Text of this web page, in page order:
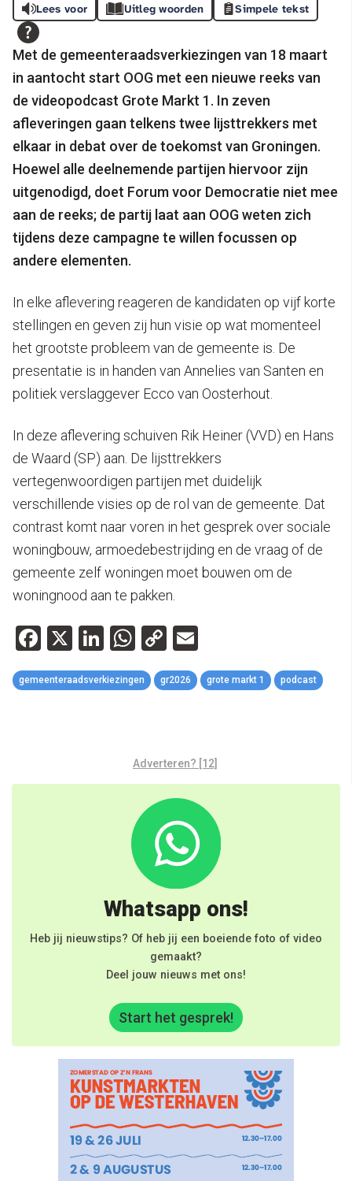
Lees voor Uitleg woorden Simpele tekst
Met de gemeenteraadsverkiezingen van 18 maart
in aantocht start OOG met een nieuwe reeks van
de videopodcast Grote Markt 1. In zeven
afleveringen gaan telkens twee lijsttrekkers met
elkaar in debat over de toekomst van Groningen.
Hoewel alle deelnemende partijen hiervoor zijn
uitgenodigd, doet Forum voor Democratie niet mee
aan de reeks; de partij laat aan OOG weten zich
tijdens deze campagne te willen focussen op
andere elementen.
In elke aflevering reageren de kandidaten op vijf korte
stellingen en geven zij hun visie op wat momenteel
het grootste probleem van de gemeente is. De
presentatie is in handen van Annelies van Santen en
politiek verslaggever Ecco van Oosterhout.
In deze aflevering schuiven Rik Heiner (VVD) en Hans
de Waard (SP) aan. De lijsttrekkers
vertegenwoordigen partijen met duidelijk
verschillende visies op de rol van de gemeente. Dat
contrast komt naar voren in het gesprek over sociale
woningbouw, armoedebestrijding en de vraag of de
gemeente zelf woningen moet bouwen om de
woningnood aan te pakken.
Facebook
X LinkedIn
WhatsApp
Copy
Link
gemeenteraadsverkiezingen gr2026 grote markt 1 podcast
Adverteren? [12]
Whatsapp ons!
Heb jij nieuwstips? Of heb jij een boeiende foto of video
gemaakt?
Deel jouw nieuws met ons!
Start het gesprek!